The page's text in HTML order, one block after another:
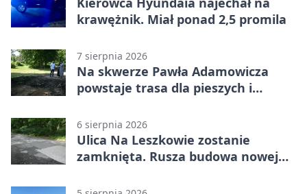
krawężnik. Miał ponad 2,5 promila
7 sierpnia 2026
Na skwerze Pawła Adamowicza
powstaje trasa dla pieszych i
6 sierpnia 2026
Ulica Na Leszkowie zostanie
zamknięta. Rusza budowa nowej